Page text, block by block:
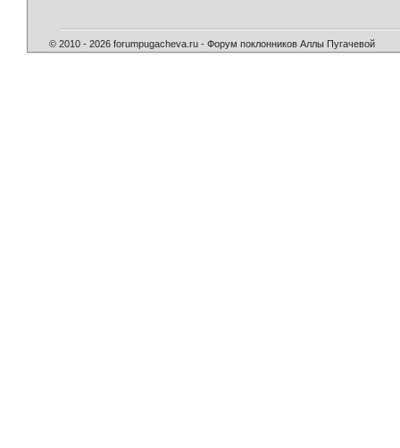
© 2010 - 2026 forumpugacheva.ru - Форум поклонников Аллы Пугачевой